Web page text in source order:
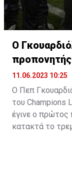
Ο
δύο ομάδες
11.06.2023 10:25
Ο Πεπ
του Champions
έγινε ο πρώτος
κατακτά το